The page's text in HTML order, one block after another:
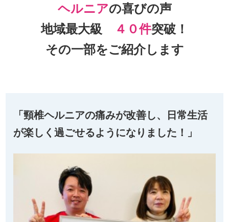
ヘルニアの喜びの声
地域最大級
４０件突破！
その一部をご紹介します
「頸椎ヘルニアの痛みが改善し、日常生活
が楽しく過ごせるようになりました！」